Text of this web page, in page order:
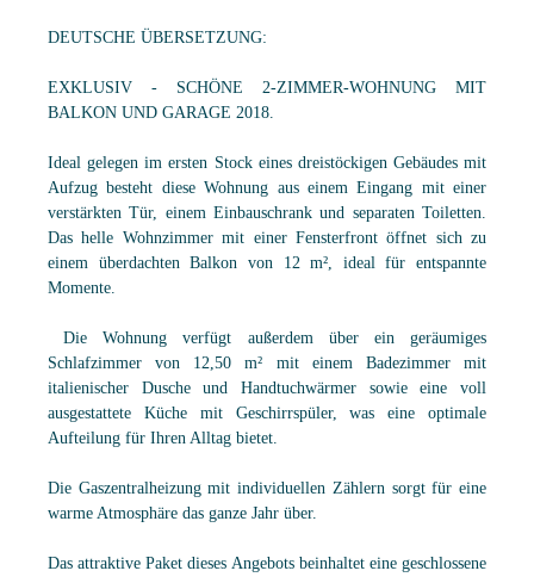
DEUTSCHE ÜBERSETZUNG:
EXKLUSIV - SCHÖNE 2-ZIMMER-WOHNUNG MIT
BALKON UND GARAGE 2018.
Ideal gelegen im ersten Stock eines dreistöckigen Gebäudes mit
Aufzug besteht diese Wohnung aus einem Eingang mit einer
verstärkten Tür, einem Einbauschrank und separaten Toiletten.
Das helle Wohnzimmer mit einer Fensterfront öffnet sich zu
einem überdachten Balkon von 12 m², ideal für entspannte
Momente.
Die Wohnung verfügt außerdem über ein geräumiges
Schlafzimmer von 12,50 m² mit einem Badezimmer mit
italienischer Dusche und Handtuchwärmer sowie eine voll
ausgestattete Küche mit Geschirrspüler, was eine optimale
Aufteilung für Ihren Alltag bietet.
Die Gaszentralheizung mit individuellen Zählern sorgt für eine
warme Atmosphäre das ganze Jahr über.
Das attraktive Paket dieses Angebots beinhaltet eine geschlossene